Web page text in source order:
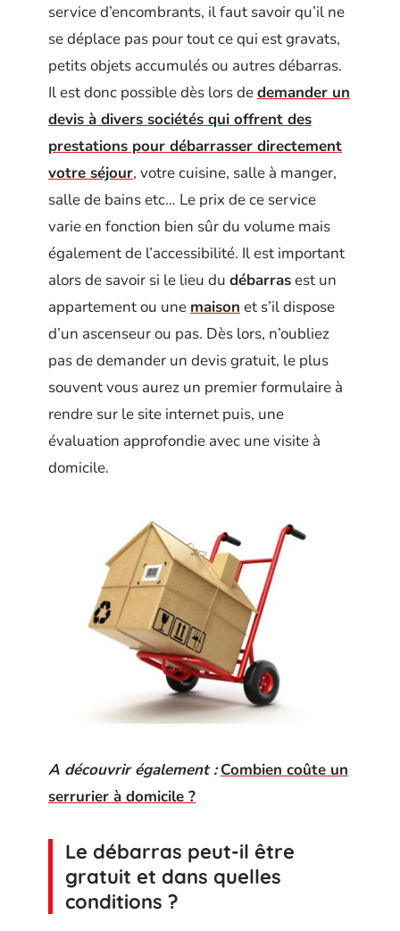
service d’encombrants, il faut savoir qu’il ne
se déplace pas pour tout ce qui est gravats,
petits objets accumulés ou autres débarras.
Il est donc possible dès lors dedemander un
devis à divers sociétés qui offrent des
prestations pour débarrasser directement
votre séjour, votre cuisine, salle à manger,
salle de bains etc… Le prix de ce service
varie en fonction bien sûr du volume mais
également de l’accessibilité. Il est important
alors de savoir si le lieu du débarrasest un
appartement ou une maison et s’il dispose
d’un ascenseur ou pas. Dès lors, n’oubliez
pas de demander un devis gratuit, le plus
souvent vous aurez un premier formulaire à
rendre sur le site internet puis, une
évaluation approfondie avec une visite à
domicile.
A découvrir également : Combien coûte un
serrurier à domicile ?
Le débarras peut-il être
gratuit et dans quelles
conditions ?